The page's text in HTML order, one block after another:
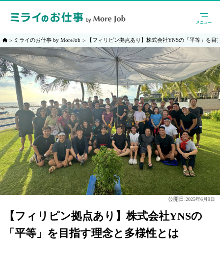
ミライのお仕事 by MoreJob 【フィリピン拠点あり】株式会社YNSの「平等」を目
公開日:2025年6月9日
【フィリピン拠点あり】株式会社YNSの
「平等」を目指す理念と多様性とは